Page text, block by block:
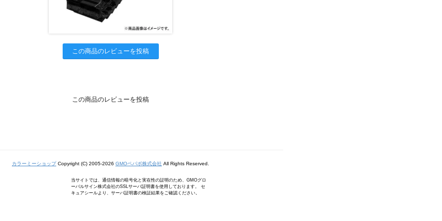
この商品のレビューを投稿
この商品のレビューを投稿
カラーミーショップCopyright (C) 2005-2026 GMOペパボ株式会社 All Rights Reserved.
当サイトでは、通信情報の暗号化と実在性の証明のため、GMOグロ
ーバルサイン株式会社のSSLサーバ証明書を使用しております。 セ
キュアシールより、サーバ証明書の検証結果をご確認ください。